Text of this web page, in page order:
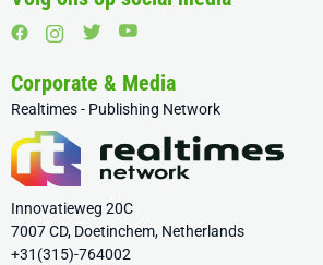
Corporate & Media
Realtimes - Publishing Network
Innovatieweg 20C
7007 CD, Doetinchem, Netherlands
+31(315)-764002